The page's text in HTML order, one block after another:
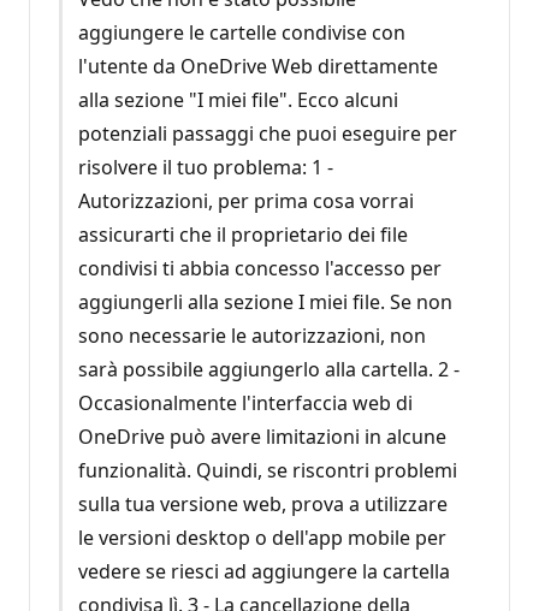
aggiungere le cartelle condivise con
l'utente da OneDrive Web direttamente
alla sezione "I miei file". Ecco alcuni
potenziali passaggi che puoi eseguire per
risolvere il tuo problema: 1 -
Autorizzazioni, per prima cosa vorrai
assicurarti che il proprietario dei file
condivisi ti abbia concesso l'accesso per
aggiungerli alla sezione I miei file. Se non
sono necessarie le autorizzazioni, non
sarà possibile aggiungerlo alla cartella. 2 -
Occasionalmente l'interfaccia web di
OneDrive può avere limitazioni in alcune
funzionalità. Quindi, se riscontri problemi
sulla tua versione web, prova a utilizzare
le versioni desktop o dell'app mobile per
vedere se riesci ad aggiungere la cartella
condivisa lì. 3 - La cancellazione della